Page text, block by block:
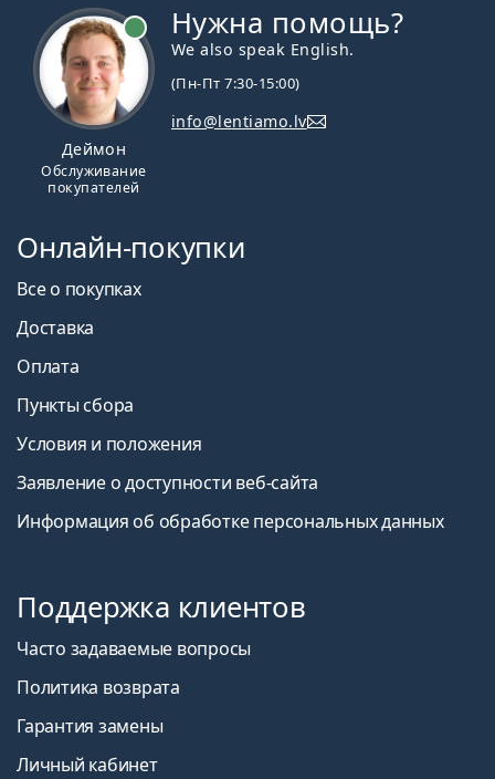
Деймон
Обслуживание
покупателей
Нужна помощь?
We also speak English.
(Пн-Пт 7:30-15:00)
info@lentiamo.lv
Онлайн-покупки
Все о покупках
Доставка
Оплата
Пункты сбора
Условия и положения
Заявление о доступности веб-сайта
Информация об обработке персональных данных
Поддержка клиентов
Часто задаваемые вопросы
Политика возврата
Гарантия замены
Личный кабинет